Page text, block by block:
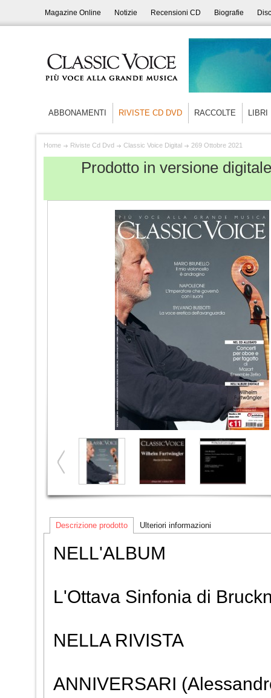
Magazine Online Notizie Recensioni CD Biografie
ABBONAMENTI RIVISTE CD DVD RACCOLTE LIBRI
Home Riviste Cd Dvd Classic Voice Digital 269 Ottobre 2021
Prodotto in versione
Descrizione prodotto Ulteriori informazioni
NELL'ALBUM
L'Ottava Sinfonia di
NELLA RIVISTA
ANNIVERSARI